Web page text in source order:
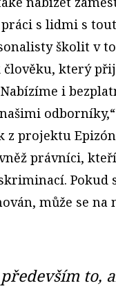
s lidmi s
školit v
který
i
z projektu
právníci,
Pokud
může se na
to,